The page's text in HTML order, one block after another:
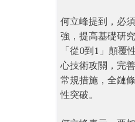
何立峰提到，必
強，提高基礎研
「從0到1」顛覆
心技術攻關，完
常規措施，全鏈
性突破。